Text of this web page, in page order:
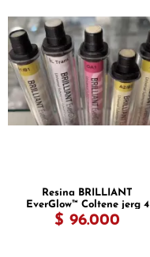
Resina BRILLIANT
EverGlow™ Coltene jerg 4
grs
$ 96.000